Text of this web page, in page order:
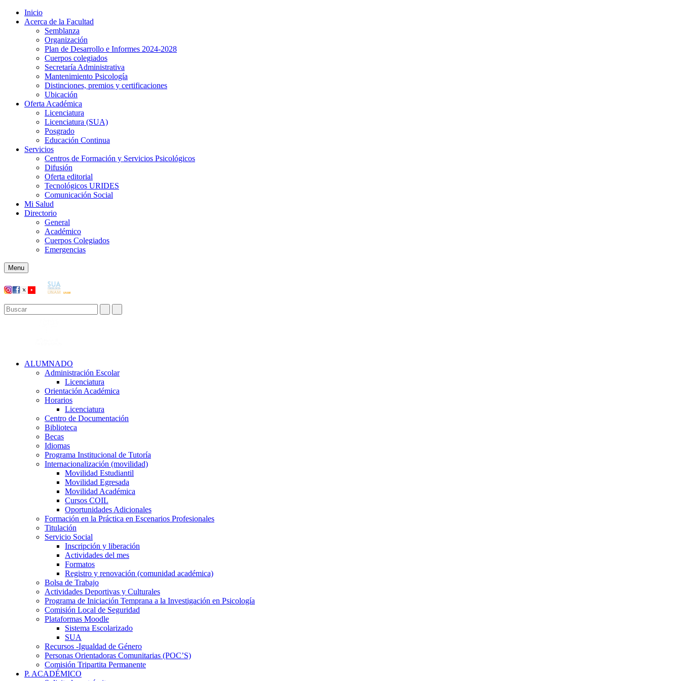
Inicio
Acerca de la Facultad
Semblanza
Organización
Plan de Desarrollo e Informes 2024-2028
Cuerpos colegiados
Secretaría Administrativa
Mantenimiento Psicología
Distinciones, premios y certificaciones
Ubicación
Oferta Académica
Licenciatura
Licenciatura (SUA)
Posgrado
Educación Continua
Servicios
Centros de Formación y Servicios Psicológicos
Difusión
Oferta editorial
Tecnológicos URIDES
Comunicación Social
Mi Salud
Directorio
General
Académico
Cuerpos Colegiados
Emergencias
Menu
ALUMNADO
Administración Escolar
Licenciatura
Orientación Académica​
Horarios
Licenciatura
Centro de Documentación
Biblioteca
Becas
Idiomas
Programa Institucional de Tutoría
Internacionalización (movilidad)
Movilidad Estudiantil
Movilidad Egresada
Movilidad Académica
Cursos COIL
Oportunidades Adicionales
Formación en la Práctica en Escenarios Profesionales
Titulación
Servicio Social
Inscripción y liberación
Actividades del mes
Formatos
Registro y renovación (comunidad académica)
Bolsa de Trabajo
Actividades Deportivas y Culturales
Programa de Iniciación Temprana a la Investigación en Psicología
Comisión Local de Seguridad
Plataformas Moodle
Sistema Escolarizado
SUA
Recursos -Igualdad de Género
Personas Orientadoras Comunitarias (POC’S)
Comisión Tripartita Permanente
P. ACADÉMICO